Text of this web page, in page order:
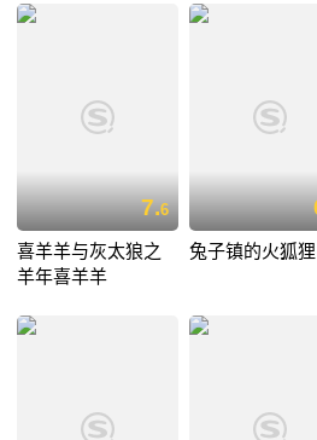
7.6
喜羊羊与灰太狼之
羊年喜羊羊
兔子镇的火狐狸